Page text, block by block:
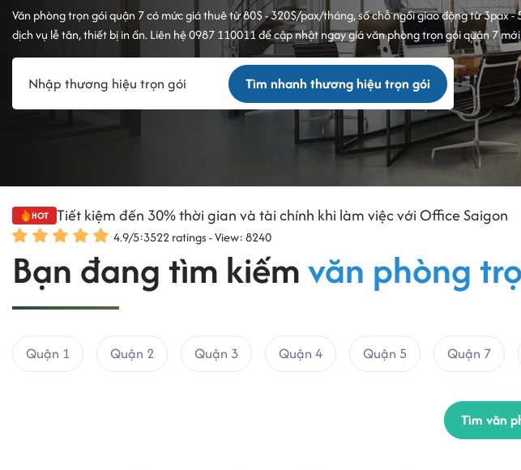
Văn phòng trọn gói quận 7 có mức giá thuê từ 80$ - 320$/pax/tháng, số chỗ ngồi giao động từ
dịch vụ lễ tân, thiết bị in ấn. Liên hệ 0987 110011 để cập nhật ngay giá văn phòng trọn gói quận 7
Tìm nhanh thương hiệu trọn gói
HOT Tiết kiệm đến 30% thời gian và tài chính khi làm việc với Office Saigon
4.9/5:3522ratings - View: 8240
Bạn đang tìm kiếmvăn phòng
Quận 1 Quận 2 Quận 3 Quận 4 Quận 5 Quận 7
Tìm văn